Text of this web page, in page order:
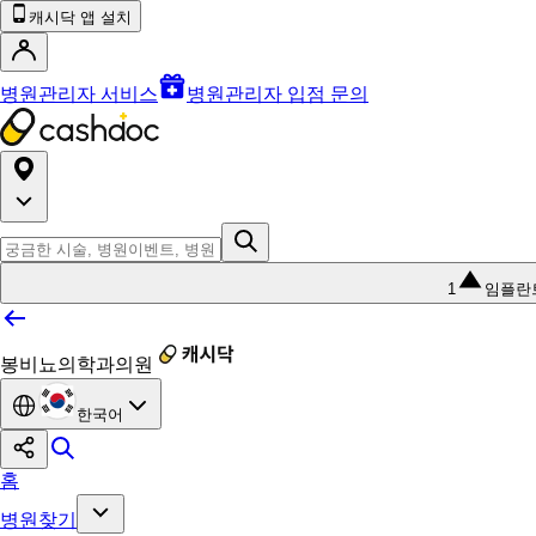
캐시닥 앱 설치
병원관리자 서비스 병원관리자 입점 문의
1 임플란
봉비뇨의학과의원
한국어
홈
병원찾기